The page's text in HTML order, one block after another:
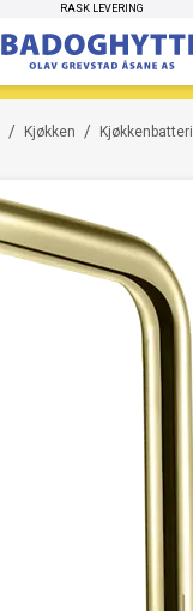
RASK LEVERING
/ /
Kjøkken Kjøkkenbatteri